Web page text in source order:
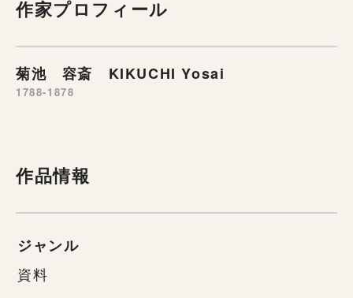
作家プロフィール
菊池 容斎 KIKUCHI Yosai
1788-1878
作品情報
ジャンル
資料